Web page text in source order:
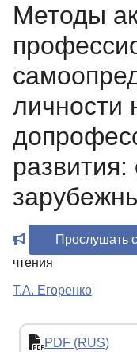
Методы
личности
Прослушать
чтения
Т.А. Егоренко
PDF (RUS)